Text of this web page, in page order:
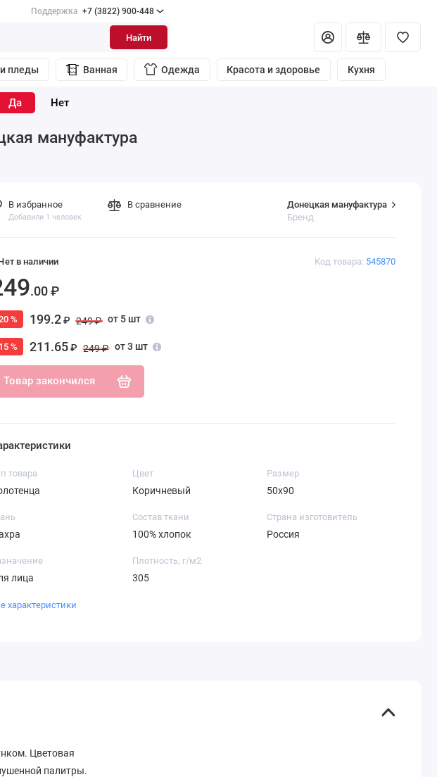
Поддержка +7 (3822) 900-448
Найти
пледы Ванная Одежда Красота и здоровье Кухня
мануфактура
Код товара: 545870
Донецкая мануфактура
Бренд
в наличии
.00 ₽
% 199.2₽ 249 ₽ от 5 шт
% 211.65₽ 249 ₽ от 3 шт
Товар закончился
В избранное
Добавили 1 человек
В сравнение
товара Цвет
Коричневый
Размер
50х90
Состав ткани
100% хлопок
Страна изготовитель
Россия
лица
Плотность, г/м2
305
характеристики
Цветовая
палитры.